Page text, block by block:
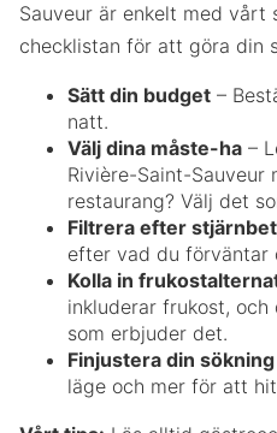
Sauveur är enkelt med vårt
checklistan för att göra din
Sätt din budget –
natt.
Välj dina måste-ha –
Rivière-Saint-Sauveur
restaurang? Välj det
Filtrera efter
efter vad du förväntar
Kolla in
inkluderar frukost,
som erbjuder det.
Finjustera din sökning
läge och mer för att